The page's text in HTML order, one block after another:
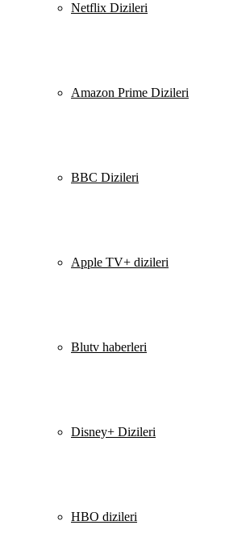
Netflix Dizileri
Amazon Prime Dizileri
BBC Dizileri
Apple TV+ dizileri
Blutv haberleri
Disney+ Dizileri
HBO dizileri